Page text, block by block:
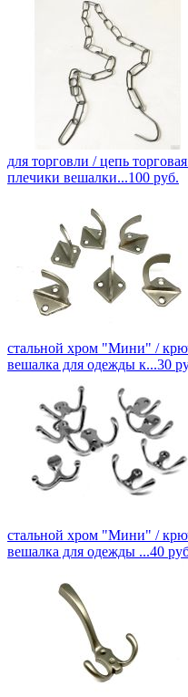
для торговли / цепь
плечики вешалки...100 руб.
стальной хром "Мини" /
вешалка для одежды к...30
стальной хром "Мини" /
вешалка для одежды ...40